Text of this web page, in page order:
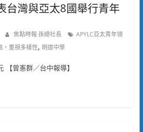
台灣與亞太8國舉行青年
焦點時報 孫總社長
APYLC亞太青年領
，重視多樣性, 明道中學
【曾憲群／台中報導】